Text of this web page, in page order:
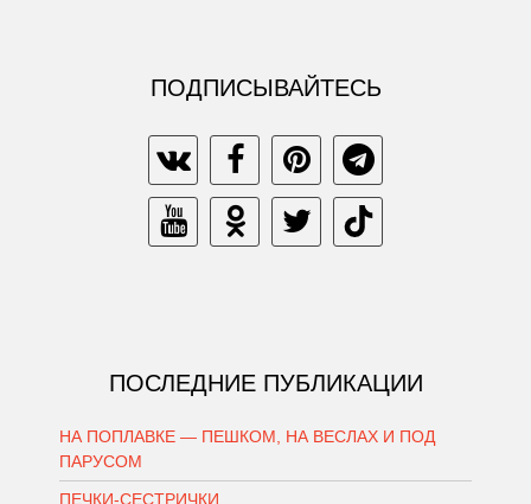
ПОДПИСЫВАЙТЕСЬ
ПОСЛЕДНИЕ ПУБЛИКАЦИИ
НА ПОПЛАВКЕ — ПЕШКОМ, НА ВЕСЛАХ И ПОД
ПАРУСОМ
ПЕЧКИ-СЕСТРИЧКИ